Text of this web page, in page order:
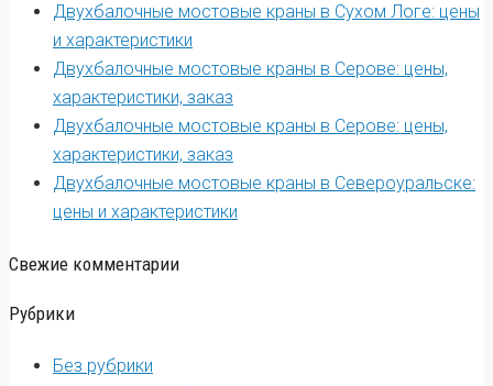
Двухбалочные мостовые краны в Сухом Логе: цены
и характеристики
Двухбалочные мостовые краны в Серове: цены,
характеристики, заказ
Двухбалочные мостовые краны в Серове: цены,
характеристики, заказ
Двухбалочные мостовые краны в Североуральске:
цены и характеристики
Свежие комментарии
Рубрики
Без рубрики